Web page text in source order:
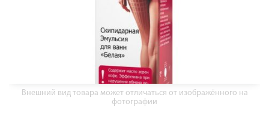
Внешний вид товара может отличаться от изображённого на
фотографии